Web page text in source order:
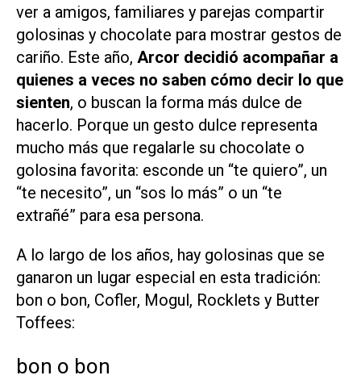
ver a amigos, familiares y parejas compartir
golosinas y chocolate para mostrar gestos de
cariño. Este año, Arcor decidió acompañar a
quienes a veces no saben cómo decir lo que
sienten, o buscan la forma más dulce de
hacerlo. Porque un gesto dulce representa
mucho más que regalarle su chocolate o
golosina favorita: esconde un “te quiero”, un
“te necesito”, un “sos lo más” o un “te
extrañé” para esa persona.
A lo largo de los años, hay golosinas que se
ganaron un lugar especial en esta tradición:
bon o bon, Cofler, Mogul, Rocklets y Butter
Toffees:
bon o bon